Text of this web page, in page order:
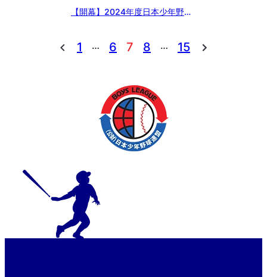
【開幕】2024年度日本少年野
大会
1 … 6 7 8 … 15